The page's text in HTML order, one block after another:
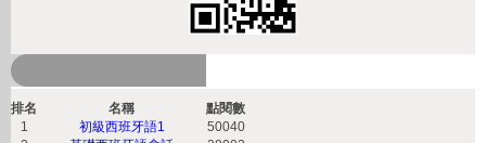
排名 名稱
點閱數
1
初級西班牙語1
50040